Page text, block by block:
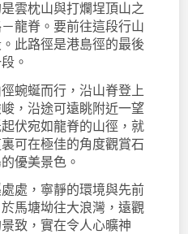
雲枕山與打爛埕頂山之
龍脊。要前往這段行山
此路徑是港島徑的最後
。
蜿蜒而行，沿山脊登上
，沿途可遠眺附近一望
伏宛如龍脊的山徑，就
可在極佳的角度觀賞石
優美景色。
處，寧靜的環境與先前
馬塘坳往大浪灣，遠觀
致，實在令人心曠神